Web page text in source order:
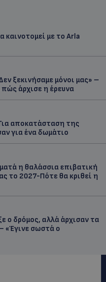
καινοτομεί με το Arla
ξεκινήσαμε μόνοι μας» –
πώς άρχισε η έρευνα
αποκατάσταση της
για ένα δωμάτιο
η θαλάσσια επιβατική
το 2027-Πότε θα κριθεί η
ο δρόμος, αλλά άρχισαν τα
«Έγινε σωστά ο